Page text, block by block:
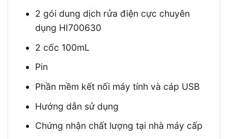
2 gói dung dịch rửa điện cực chuyên
dụng HI700630
2 cốc 100mL
Pin
Phần mềm kết nối máy tính và cáp USB
Hướng dẫn sử dụng
Chứng nhận chất lượng tại nhà máy cấp